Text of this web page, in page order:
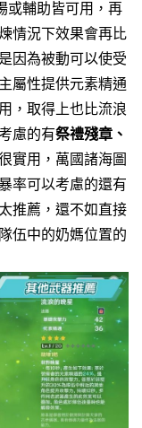
或輔助皆可用，再
情況下效果會再比
因為被動可以使受
屬性提供元素精通
，取得上也比流浪
慮的有祭禮殘章、
實用，萬國諸海圖
率可以考慮的還有
推薦，還不如直接
伍中的奶媽位置的